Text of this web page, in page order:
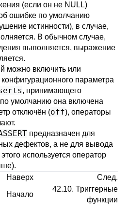
(если он не NULL)
ошибке по умолчанию
истинности), в случае,
В обычном случае,
выполняется, выражение
можно включить или
параметра
, принимающего
по умолчанию она включена
отключён (off), операторы
предназначен для
дефектов, а не для вывода
используется оператор
Наверх
След.
Начало
42.10. Триггерные
функции